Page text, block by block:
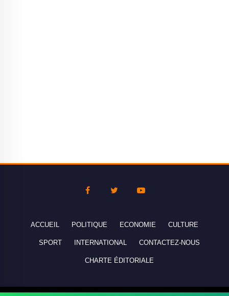
ACCUEIL POLITIQUE ECONOMIE CULTURE
SPORT INTERNATIONAL CONTACTEZ-NOUS
CHARTE ÉDITORIALE